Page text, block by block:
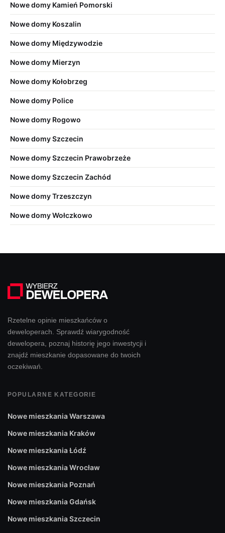
Nowe domy Kamień Pomorski
Nowe domy Koszalin
Nowe domy Międzywodzie
Nowe domy Mierzyn
Nowe domy Kołobrzeg
Nowe domy Police
Nowe domy Rogowo
Nowe domy Szczecin
Nowe domy Szczecin Prawobrzeże
Nowe domy Szczecin Zachód
Nowe domy Trzeszczyn
Nowe domy Wołczkowo
Rzetelne opinie mieszkańców o
deweloperach. Sprawdź wiarygodność
dewelopera, poznaj historię jego inwestycji i
znajdź mieszkanie dopasowane do twoich
oczekiwań.
POPULARNE KATEGORIE
Nowe mieszkania Warszawa
Nowe mieszkania Kraków
Nowe mieszkania Łódź
Nowe mieszkania Wrocław
Nowe mieszkania Poznań
Nowe mieszkania Gdańsk
Nowe mieszkania Szczecin